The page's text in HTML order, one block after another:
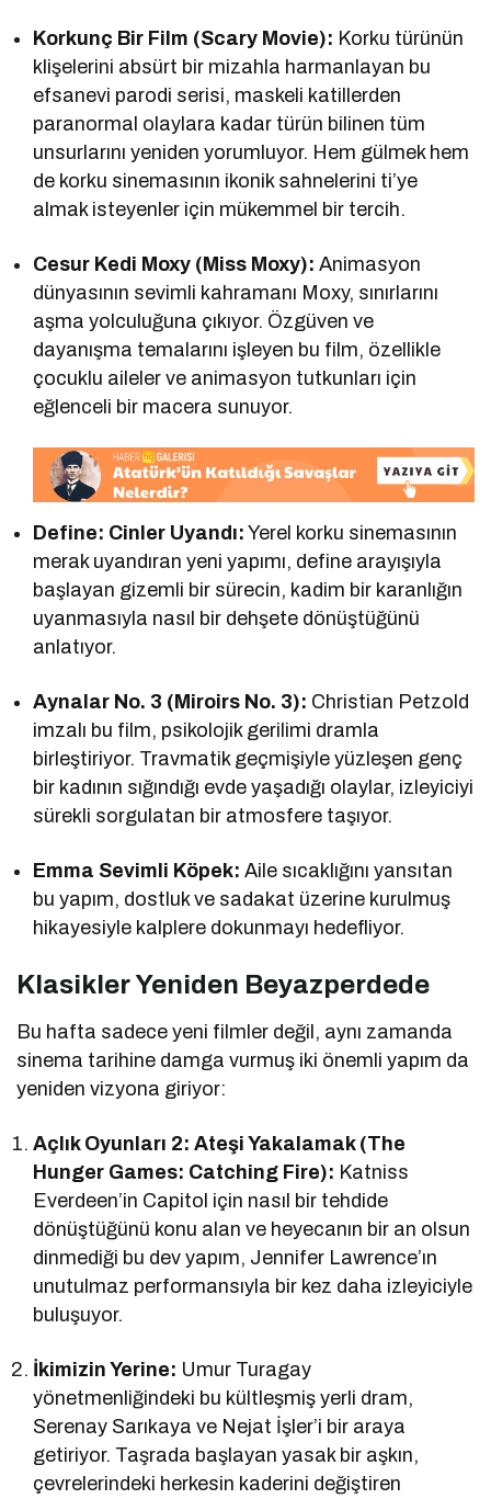
Korkunç Bir Film (Scary Movie): Korku türünün
klişelerini absürt bir mizahla harmanlayan bu
efsanevi parodi serisi, maskeli katillerden
paranormal olaylara kadar türün bilinen tüm
unsurlarını yeniden yorumluyor. Hem gülmek hem
de korku sinemasının ikonik sahnelerini ti’ye
almak isteyenler için mükemmel bir tercih.
Cesur Kedi Moxy (Miss Moxy): Animasyon
dünyasının sevimli kahramanı Moxy, sınırlarını
aşma yolculuğuna çıkıyor. Özgüven ve
dayanışma temalarını işleyen bu film, özellikle
çocuklu aileler ve animasyon tutkunları için
eğlenceli bir macera sunuyor.
Define: Cinler Uyandı: Yerel korku sinemasının
merak uyandıran yeni yapımı, define arayışıyla
başlayan gizemli bir sürecin, kadim bir karanlığın
uyanmasıyla nasıl bir dehşete dönüştüğünü
anlatıyor.
Aynalar No. 3 (Miroirs No. 3): Christian Petzold
imzalı bu film, psikolojik gerilimi dramla
birleştiriyor. Travmatik geçmişiyle yüzleşen genç
bir kadının sığındığı evde yaşadığı olaylar, izleyiciyi
sürekli sorgulatan bir atmosfere taşıyor.
Emma Sevimli Köpek: Aile sıcaklığını yansıtan
bu yapım, dostluk ve sadakat üzerine kurulmuş
hikayesiyle kalplere dokunmayı hedefliyor.
Klasikler Yeniden Beyazperdede
Bu hafta sadece yeni filmler değil, aynı zamanda
sinema tarihine damga vurmuş iki önemli yapım da
yeniden vizyona giriyor:
Açlık Oyunları 2: Ateşi Yakalamak (The
Hunger Games: Catching Fire): Katniss
Everdeen’in Capitol için nasıl bir tehdide
dönüştüğünü konu alan ve heyecanın bir an olsun
dinmediği bu dev yapım, Jennifer Lawrence’ın
unutulmaz performansıyla bir kez daha izleyiciyle
buluşuyor.
İkimizin Yerine: Umur Turagay
yönetmenliğindeki bu kültleşmiş yerli dram,
Serenay Sarıkaya ve Nejat İşler’i bir araya
getiriyor. Taşrada başlayan yasak bir aşkın,
çevrelerindeki herkesin kaderini değiştiren